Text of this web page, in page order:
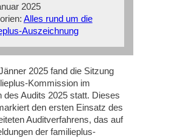
2025
Alles rund um die
Auszeichnung
2025 fand die Sitzung
Kommission im
des Audits 2025 statt. Dieses
den ersten Einsatz des
Auditverfahrens, das auf
der familieplus-